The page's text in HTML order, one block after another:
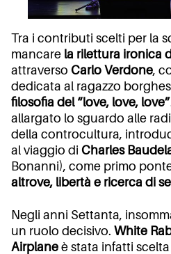
Tra i contributi scelti per la
mancare la rilettura ironica
attraverso Carlo Verdone,
dedicata al ragazzo
filosofia del “love, love, love”
allargato lo sguardo alle
della controcultura,
al viaggio di Charles
Bonanni), come primo
altrove, libertà e ricerca di
Negli anni Settanta,
un ruolo decisivo. White
Airplane è stata infatti